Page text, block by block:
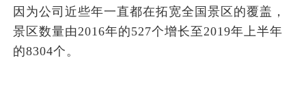
因为公司近些年一直都在拓宽全国景区的覆盖，
景区数量由2016年的527个增长至2019年上半年
的8304个。